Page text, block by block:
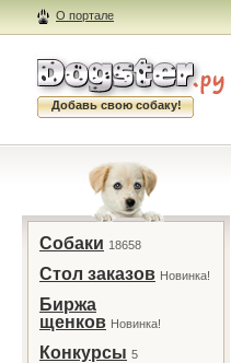
О портале
Добавь свою собаку!
Собаки 18658
Стол заказов Новинка!
Биржа
щенков Новинка!
Конкурсы 5